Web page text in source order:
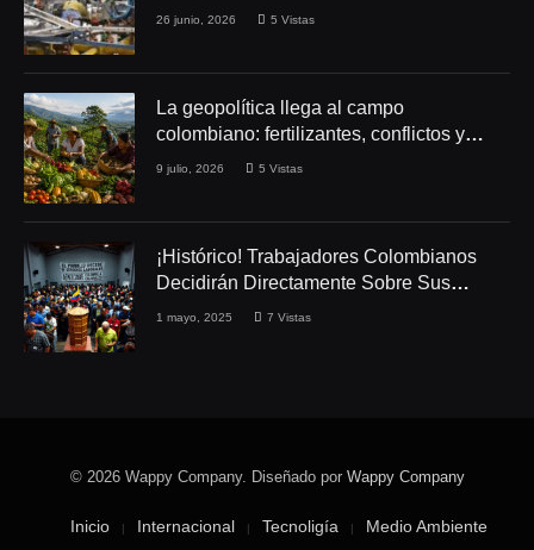
meses de 2026
26 junio, 2026 5 Vistas
La geopolítica llega al campo
colombiano: fertilizantes, conflictos y
seguridad alimentaria
9 julio, 2026 5 Vistas
¡Histórico! Trabajadores Colombianos
Decidirán Directamente Sobre Sus
Derechos Laborales
1 mayo, 2025 7 Vistas
© 2026 Wappy Company. Diseñado por Wappy Company
Inicio Internacional Tecnoligía Medio Ambiente